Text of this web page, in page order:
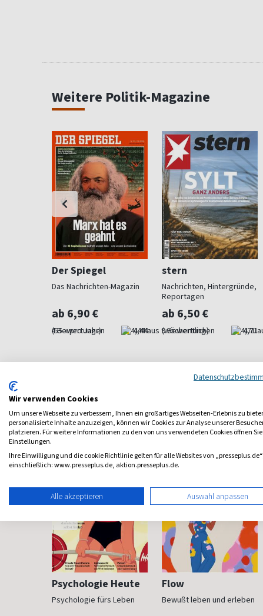
Weitere Politik-Magazine
Der Spiegel
Das Nachrichten-Magazin
ab 6,90 €
(55 x pro Jahr) 4,44
stern
Nachrichten, Hintergründe,
Reportagen
ab 6,50 €
(wöchentlich) 4,71
Frauenzeitschriften
Psychologie Heute
Psychologie fürs Leben
Flow
Bewußt leben und erleben
Wir verwenden Cookies
Um unsere Webseite zu verbessern, Ihnen ein großartiges Webseiten-Erlebnis zu
personalisierte Inhalte anzuzeigen, können wir Cookies zur Analyse unserer
platzieren. Für weitere Informationen zu den von uns verwendeten Cookies öffnen
Einstellungen.
Ihre Einwilligung und die cookie Richtlinie gelten für alle Websites von
einschließlich: www.presseplus.de, aktion.presseplus.de.
Alle akzeptieren Auswahl anpassen